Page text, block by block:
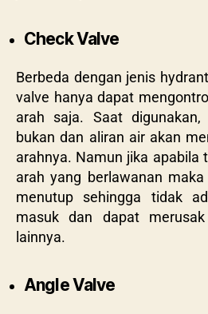
Check Valve
Berbeda dengan jenis
valve hanya dapat
arah saja. Saat
bukan dan aliran air akan
arahnya. Namun jika apabila
arah yang berlawanan
menutup sehingga tidak
masuk dan dapat
lainnya.
Angle Valve